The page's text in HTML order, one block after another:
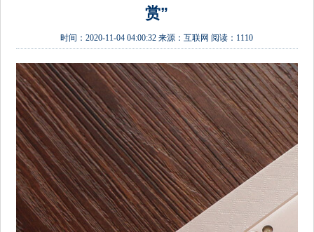
赏”
时间：2020-11-04 04:00:32 来源：互联网 阅读：1110